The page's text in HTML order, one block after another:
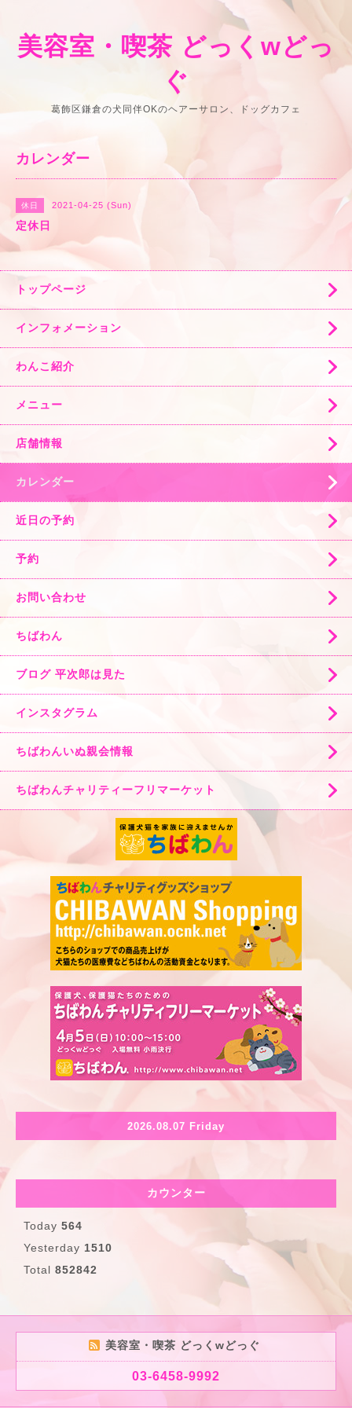
美容室・喫茶 どっくwどっ
ぐ
葛飾区鎌倉の犬同伴OKのヘアーサロン、ドッグカフェ
カレンダー
休日 2021-04-25 (Sun)
定休日
トップページ
インフォメーション
わんこ紹介
メニュー
店舗情報
カレンダー
近日の予約
予約
お問い合わせ
ちばわん
ブログ 平次郎は見た
インスタグラム
ちばわんいぬ親会情報
ちばわんチャリティーフリマーケット
2026.08.07 Friday
カウンター
Today 564
Yesterday 1510
Total 852842
美容室・喫茶 どっくwどっぐ
03-6458-9992